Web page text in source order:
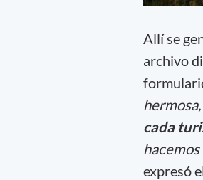
Allí se
archivo
cada
expresó